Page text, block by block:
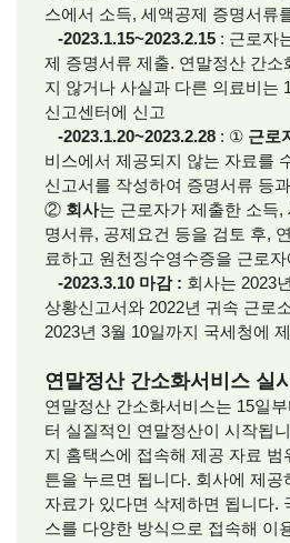
스에서 소득, 세액공제 증명서류
-2023.1.15~2023.2.15 : 근로자
제 증명서류 제출. 연말정산 간소
지 않거나 사실과 다른 의료비는
신고센터에 신고
-2023.1.20~2023.2.28 : ① 근로
비스에서 제공되지 않는 자료를
신고서를 작성하여 증명서류 등
② 회사는 근로자가 제출한 소득,
명서류, 공제요건 등을 검토 후,
료하고 원천징수영수증을 근로
-2023.3.10 마감 : 회사는 2023
상황신고서와 2022년 귀속 근로
2023년 3월 10일까지 국세청에
연말정산 간소화서비스 실시
연말정산 간소화서비스는 15일
터 실질적인 연말정산이 시작됩
지 홈택스에 접속해 제공 자료 범
튼을 누르면 됩니다. 회사에 제
자료가 있다면 삭제하면 됩니다.
스를 다양한 방식으로 접속해 이